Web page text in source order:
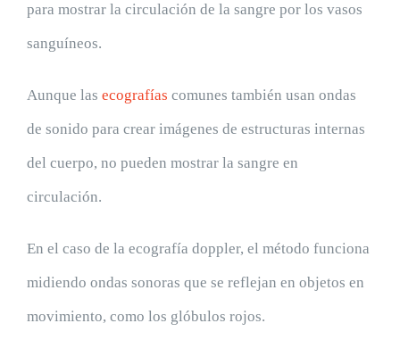
para mostrar la circulación de la sangre por los vasos
sanguíneos.
Aunque las ecografías comunes también usan ondas
de sonido para crear imágenes de estructuras internas
del cuerpo, no pueden mostrar la sangre en
circulación.
En el caso de la ecografía doppler, el método funciona
midiendo ondas sonoras que se reflejan en objetos en
movimiento, como los glóbulos rojos.